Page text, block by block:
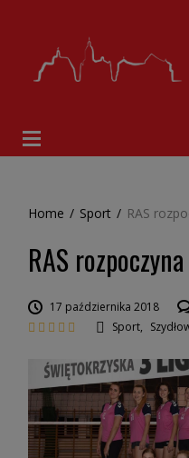
Home / Sport / RAS
RAS
17 października 2018
Sport,